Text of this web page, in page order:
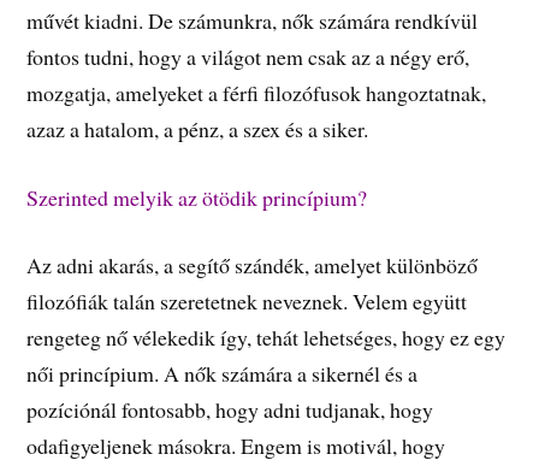
művét kiadni. De számunkra, nők számára rendkívül
fontos tudni, hogy a világot nem csak az a négy erő,
mozgatja, amelyeket a férfi filozófusok hangoztatnak,
azaz a hatalom, a pénz, a szex és a siker.
Szerinted melyik az ötödik princípium?
Az adni akarás, a segítő szándék, amelyet különböző
filozófiák talán szeretetnek neveznek. Velem együtt
rengeteg nő vélekedik így, tehát lehetséges, hogy ez egy
női princípium. A nők számára a sikernél és a
pozíciónál fontosabb, hogy adni tudjanak, hogy
odafigyeljenek másokra. Engem is motivál, hogy